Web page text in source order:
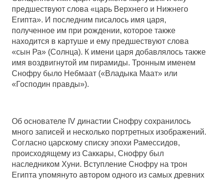
предшествуют слова «царь Верхнего и Нижнего
Египта». И последним писалось имя царя,
полученное им при рождении, которое также
находится в картуше и ему предшествуют слова
«сын Ра» (Солнца). К имени царя добавлялось также
имя воздвигнутой им пирамиды. Тронным именем
Снофру было Небмаат («Владыка Маат» или
«Господин правды»).
Об основателе IV династии Снофру сохранилось
много записей и несколько портретных изображений.
Согласно царскому списку эпохи Рамессидов,
происходящему из Саккары, Снофру был
наследником Хуни. Вступление Снофру на трон
Египта упомянуто автором одного из самых древних